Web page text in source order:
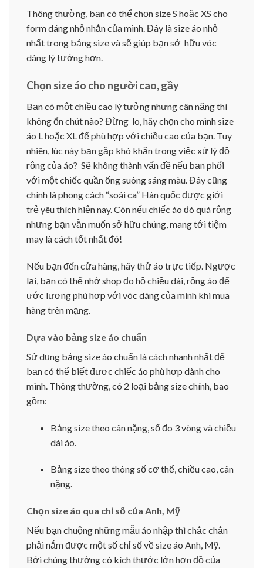
Thông thường, bạn có thể chọn size S hoặc XS cho
form dáng nhỏ nhắn của mình. Đây là size áo nhỏ
nhất trong bảng size và sẽ giúp bạn sở hữu vóc
dáng lý tưởng hơn.
Chọn size áo cho người cao, gầy
Bạn có một chiều cao lý tưởng nhưng cân nặng thì
không ổn chút nào? Đừng lo, hãy chọn cho mình size
áo L hoặc XL để phù hợp với chiều cao của bạn. Tuy
nhiên, lúc này bạn gặp khó khăn trong việc xử lý độ
rộng của áo? Sẽ không thành vấn đề nếu bạn phối
với một chiếc quần ống suông sáng màu. Đây cũng
chính là phong cách “soái ca” Hàn quốc được giới
trẻ yêu thích hiện nay. Còn nếu chiếc áo đó quá rộng
nhưng bạn vẫn muốn sở hữu chúng, mang tới tiệm
may là cách tốt nhất đó!
Nếu bạn đến cửa hàng, hãy thử áo trực tiếp. Ngược
lại, bạn có thể nhờ shop đo hộ chiều dài, rộng áo để
ước lượng phù hợp với vóc dáng của mình khi mua
hàng trên mạng.
Dựa vào bảng size áo chuẩn
Sử dụng bảng size áo chuẩn là cách nhanh nhất để
bạn có thể biết được chiếc áo phù hợp dành cho
mình. Thông thường, có 2 loại bảng size chính, bao
gồm:
Bảng size theo cân nặng, số đo 3 vòng và chiều
dài áo.
Bảng size theo thông số cơ thể, chiều cao, cân
nặng.
Chọn size áo qua chỉ số của Anh, Mỹ
Nếu bạn chuộng những mẫu áo nhập thì chắc chắn
phải nắm được một số chỉ số về size áo Anh, Mỹ.
Bởi chúng thường có kích thước lớn hơn đồ của